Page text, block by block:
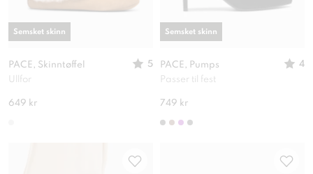
PACE, Skinntøffel
5
Ullfor
649 kr
Semsket skinn
PACE, Pumps
4
Passer til fest
749 kr
Semsket skinn